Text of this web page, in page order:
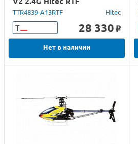
TTR4839-A13RTF Hitec
Т 28 330 o
Нет в наличии